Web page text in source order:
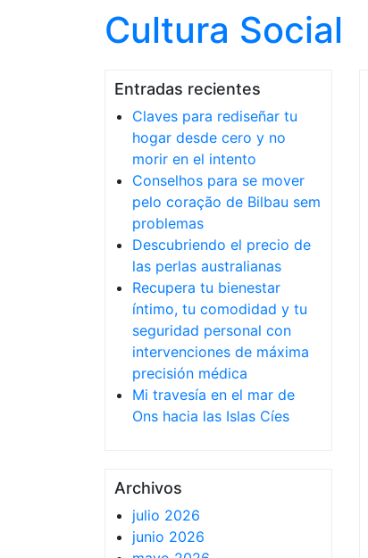
Cultura Social
Entradas recientes
Claves para rediseñar tu
hogar desde cero y no
morir en el intento
Conselhos para se mover
pelo coração de Bilbau sem
problemas
Descubriendo el precio de
las perlas australianas
Recupera tu bienestar
íntimo, tu comodidad y tu
seguridad personal con
intervenciones de máxima
precisión médica
Mi travesía en el mar de
Ons hacia las Islas Cíes
Archivos
julio 2026
junio 2026